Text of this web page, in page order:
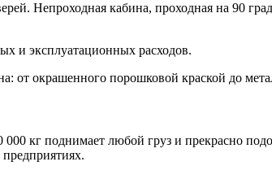
Непроходная кабина, проходная на 90
и эксплуатационных расходов.
от окрашенного порошковой краской до
кг поднимает любой груз и прекрасно